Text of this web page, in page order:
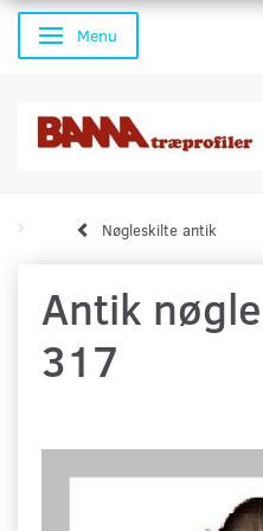
Skifte navigation
Menu
Nøgleskilte antik
Antik
317